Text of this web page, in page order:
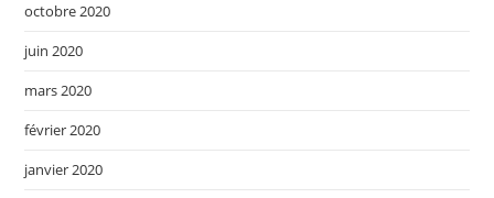
octobre 2020
juin 2020
mars 2020
février 2020
janvier 2020